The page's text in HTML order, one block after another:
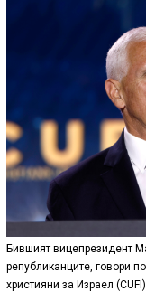
Бившият вицепрезидент
републиканците, говори
християни за Израел